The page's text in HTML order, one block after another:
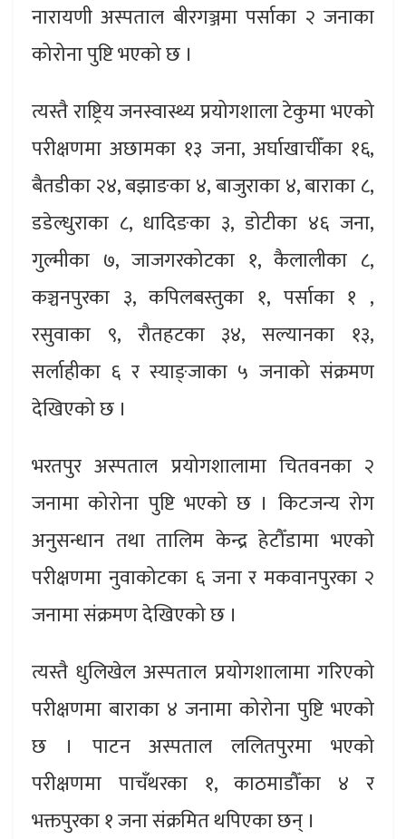
नारायणी अस्पताल बीरगञ्जमा पर्साका २ जनाका
कोरोना पुष्टि भएको छ ।
त्यस्तै राष्ट्रिय जनस्वास्थ्य प्रयोगशाला टेकुमा भएको
परीक्षणमा अछामका १३ जना, अर्घाखाचीँका १६,
बैतडीका २४, बझाङका ४, बाजुराका ४, बाराका ८,
डडेल्धुराका ८, धादिङका ३, डोटीका ४६ जना,
गुल्मीका ७, जाजगरकोटका १, कैलालीका ८,
कञ्चनपुरका ३, कपिलबस्तुका १, पर्साका १ ,
रसुवाका ९, रौतहटका ३४, सल्यानका १३,
सर्लाहीका ६ र स्याङ्जाका ५ जनाको संक्रमण
देखिएको छ ।
भरतपुर अस्पताल प्रयोगशालामा चितवनका २
जनामा कोरोना पुष्टि भएको छ । किटजन्य रोग
अनुसन्धान तथा तालिम केन्द्र हेटौँडामा भएको
परीक्षणमा नुवाकोटका ६ जना र मकवानपुरका २
जनामा संक्रमण देखिएको छ ।
त्यस्तै धुलिखेल अस्पताल प्रयोगशालामा गरिएको
परीक्षणमा बाराका ४ जनामा कोरोना पुष्टि भएको
छ । पाटन अस्पताल ललितपुरमा भएको
परीक्षणमा पाचँथरका १, काठमाडौँका ४ र
भक्तपुरका १ जना संक्रमित थपिएका छन् ।